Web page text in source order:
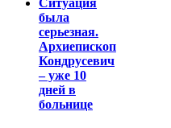
была
серьезная.
Архиепископ
Кондрусевич
– уже 10
дней в
больнице